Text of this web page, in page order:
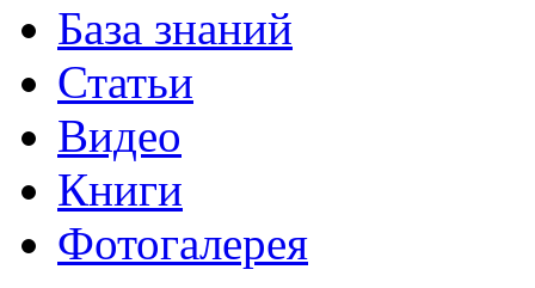
База знаний
Статьи
Видео
Книги
Фотогалерея